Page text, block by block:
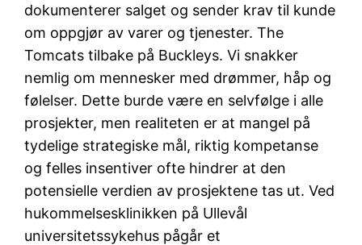
dokumenterer salget og sender krav til kunde
om oppgjør av varer og tjenester. The
Tomcats tilbake på Buckleys. Vi snakker
nemlig om mennesker med drømmer, håp og
følelser. Dette burde være en selvfølge i alle
prosjekter, men realiteten er at mangel på
tydelige strategiske mål, riktig kompetanse
og felles insentiver ofte hindrer at den
potensielle verdien av prosjektene tas ut. Ved
hukommelsesklinikken på Ullevål
universitetssykehus pågår et